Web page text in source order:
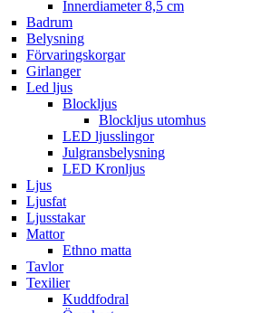
Innerdiameter 8,5 cm
Badrum
Belysning
Förvaringskorgar
Girlanger
Led ljus
Blockljus
Blockljus utomhus
LED ljusslingor
Julgransbelysning
LED Kronljus
Ljus
Ljusfat
Ljusstakar
Mattor
Ethno matta
Tavlor
Texilier
Kuddfodral